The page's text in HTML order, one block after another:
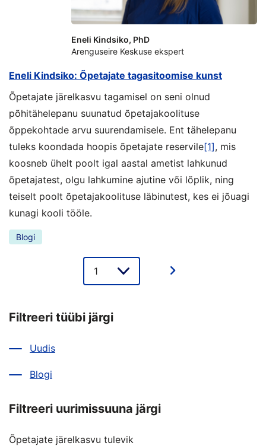
Eneli Kindsiko: Õpetajate tagasitoomise kunst
Õpetajate järelkasvu tagamisel on seni olnud
põhitähelepanu suunatud õpetajakoolituse
õppekohtade arvu suurendamisele. Ent tähelepanu
tuleks koondada hoopis õpetajate reservile[1], mis
koosneb ühelt poolt igal aastal ametist lahkunud
õpetajatest, olgu lahkumine ajutine või lõplik, ning
teiselt poolt õpetajakoolituse läbinutest, kes ei jõuagi
kunagi kooli tööle.
Blogi
Eneli Kindsiko, PhD
Arenguseire Keskuse ekspert
Lehe
valik
Filtreeri tüübi järgi
Uudis
Blogi
Filtreeri uurimissuuna järgi
Õpetajate järelkasvu tulevik